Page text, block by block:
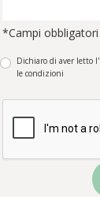
*Campi obbligatori
Dichiaro di aver letto l'
le condizioni